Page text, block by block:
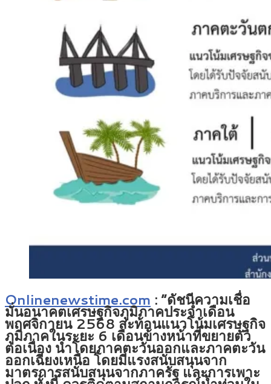
Onlinenewstime.com : “ดัชนีความเชื่อ
มั่นอนาคตเศรษฐกิจภูมิภาคประจำเดือน
พฤศจิกายน 2568 สะท้อนแนวโน้มเศรษฐกิจ
ภูมิภาคในระยะ 6 เดือนข้างหน้าที่ขยายตัว
ต่อเนื่อง นำโดยภาคตะวันออกและภาคตะวัน
ออกเฉียงเหนือ โดยมีแรงสนับสนุนจาก
มาตรการสนับสนุนจากภาครัฐ และการเพาะ